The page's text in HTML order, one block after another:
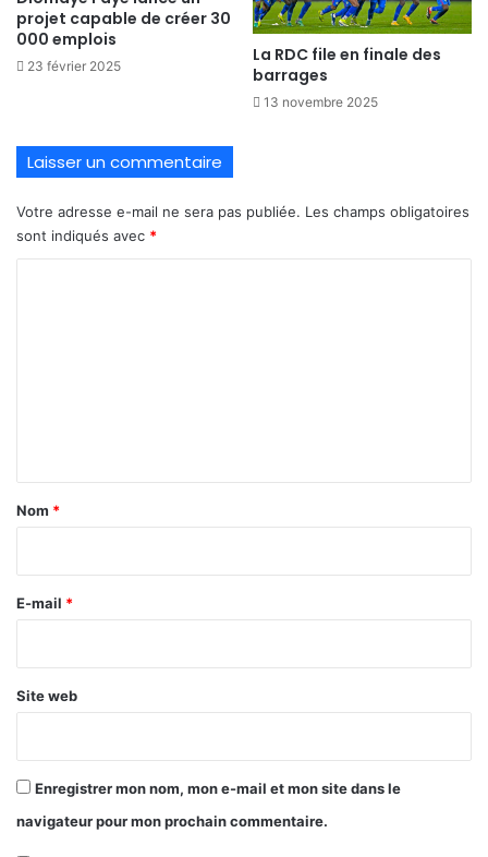
projet capable de créer 30
000 emplois
23 février 2025
La RDC file en finale des
barrages
13 novembre 2025
Laisser un commentaire
Votre adresse e-mail ne sera pas publiée. Les champs obligatoires
sont indiqués avec *
a
e
Nom *
E-mail *
Site web
Enregistrer mon nom, mon e-mail et mon site dans le
navigateur pour mon prochain commentaire.